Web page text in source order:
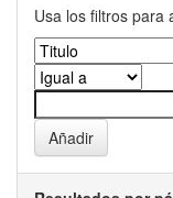
Usa los filtros para